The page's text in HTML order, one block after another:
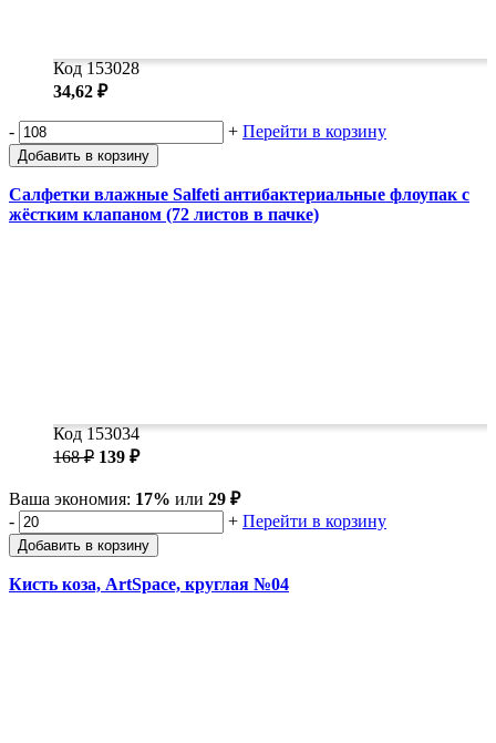
Код 153028
34,62 ₽
- + Перейти в корзину
Добавить в корзину
Салфетки влажные Salfeti антибактериальные флоупак с
жёстким клапаном (72 листов в пачке)
Код 153034
168 ₽ 139 ₽
Ваша экономия: 17% или 29 ₽
-
+ Перейти в корзину
Добавить в корзину
Кисть коза, ArtSpace, круглая №04